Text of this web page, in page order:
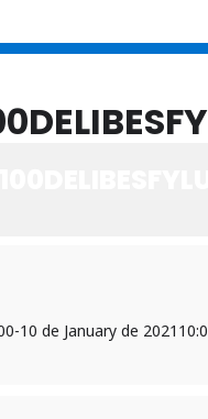
-10 de January de 2021